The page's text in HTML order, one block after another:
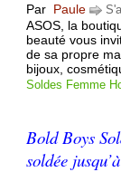
Par Paule
ASOS, la
beauté vous
de sa propre
bijoux,
Soldes Femme
Bold Boys
soldée